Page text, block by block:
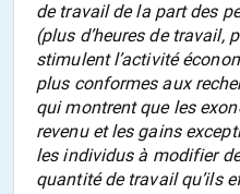
de travail de la part des
(plus d’heures de travail,
stimulent l’activité
plus conformes aux
qui montrent que les
revenu et les gains
les individus à modifier
quantité de travail qu’ils